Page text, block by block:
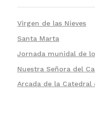
Virgen de las Nieves
Santa Marta
Jornada munidal de
Nuestra Señora del
Arcada de la Catedral